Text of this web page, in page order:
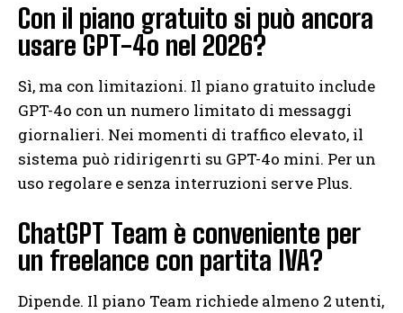
Con il piano gratuito si può ancora
usare GPT-4o nel 2026?
Sì, ma con limitazioni. Il piano gratuito include
GPT-4o con un numero limitato di messaggi
giornalieri. Nei momenti di traffico elevato, il
sistema può ridirigenrti su GPT-4o mini. Per un
uso regolare e senza interruzioni serve Plus.
ChatGPT Team è conveniente per
un freelance con partita IVA?
Dipende. Il piano Team richiede almeno 2 utenti,